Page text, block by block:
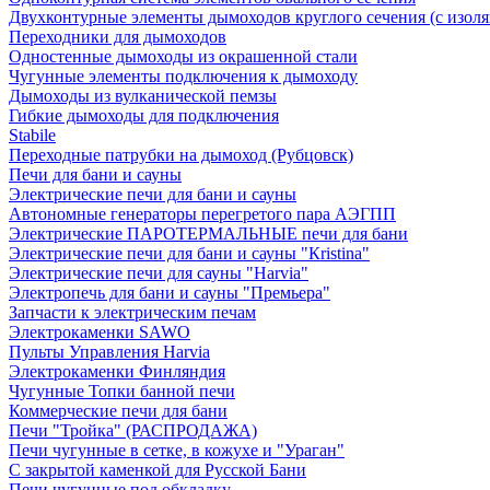
Двухконтурные элементы дымоходов круглого сечения (с
Переходники для дымоходов
Одностенные дымоходы из окрашенной стали
Чугунные элементы подключения к дымоходу
Дымоходы из вулканической пемзы
Гибкие дымоходы для подключения
Stabile
Переходные патрубки на дымоход (Рубцовск)
Печи для бани и сауны
Электрические печи для бани и сауны
Автономные генераторы перегретого пара АЭГПП
Электрические ПАРОТЕРМАЛЬНЫЕ печи для бани
Электрические печи для бани и сауны "Кristina"
Электрические печи для сауны "Harvia"
Электропечь для бани и сауны "Премьера"
Запчасти к электрическим печам
Электрокаменки SAWO
Пульты Управления Harvia
Электрокаменки Финляндия
Чугунные Топки банной печи
Коммерческие печи для бани
Печи "Тройка" (РАСПРОДАЖА)
Печи чугунные в сетке, в кожухе и "Ураган"
С закрытой каменкой для Русской Бани